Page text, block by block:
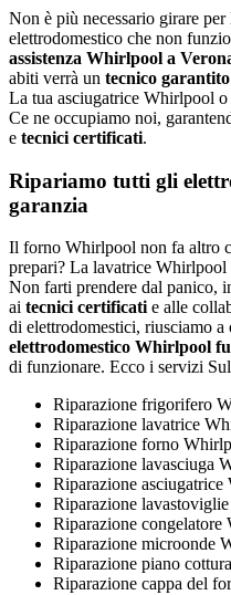
Non è più necessario girare
elettrodomestico che non
assistenza Whirlpool a
abiti verrà un tecnico
La tua asciugatrice Whirlpool
Ce ne occupiamo noi,
e tecnici certificati.
Ripariamo tutti gli
garanzia
Il forno Whirlpool non fa altro
prepari? La lavatrice Whirlpool
Non farti prendere dal panico,
ai tecnici certificatie alle
di elettrodomestici, riusciamo a
elettrodomestico Whirlpool
di funzionare. Ecco i servizi
Riparazione frigorifero
Riparazione lavatrice
Riparazione forno
Riparazione lavasciuga
Riparazione
Riparazione
Riparazione congelatore
Riparazione microonde
Riparazione piano
Riparazione cappa del